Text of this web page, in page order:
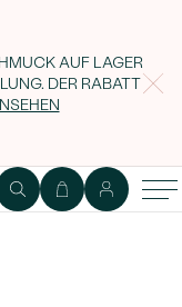
AUF LAGER
DER RABATT